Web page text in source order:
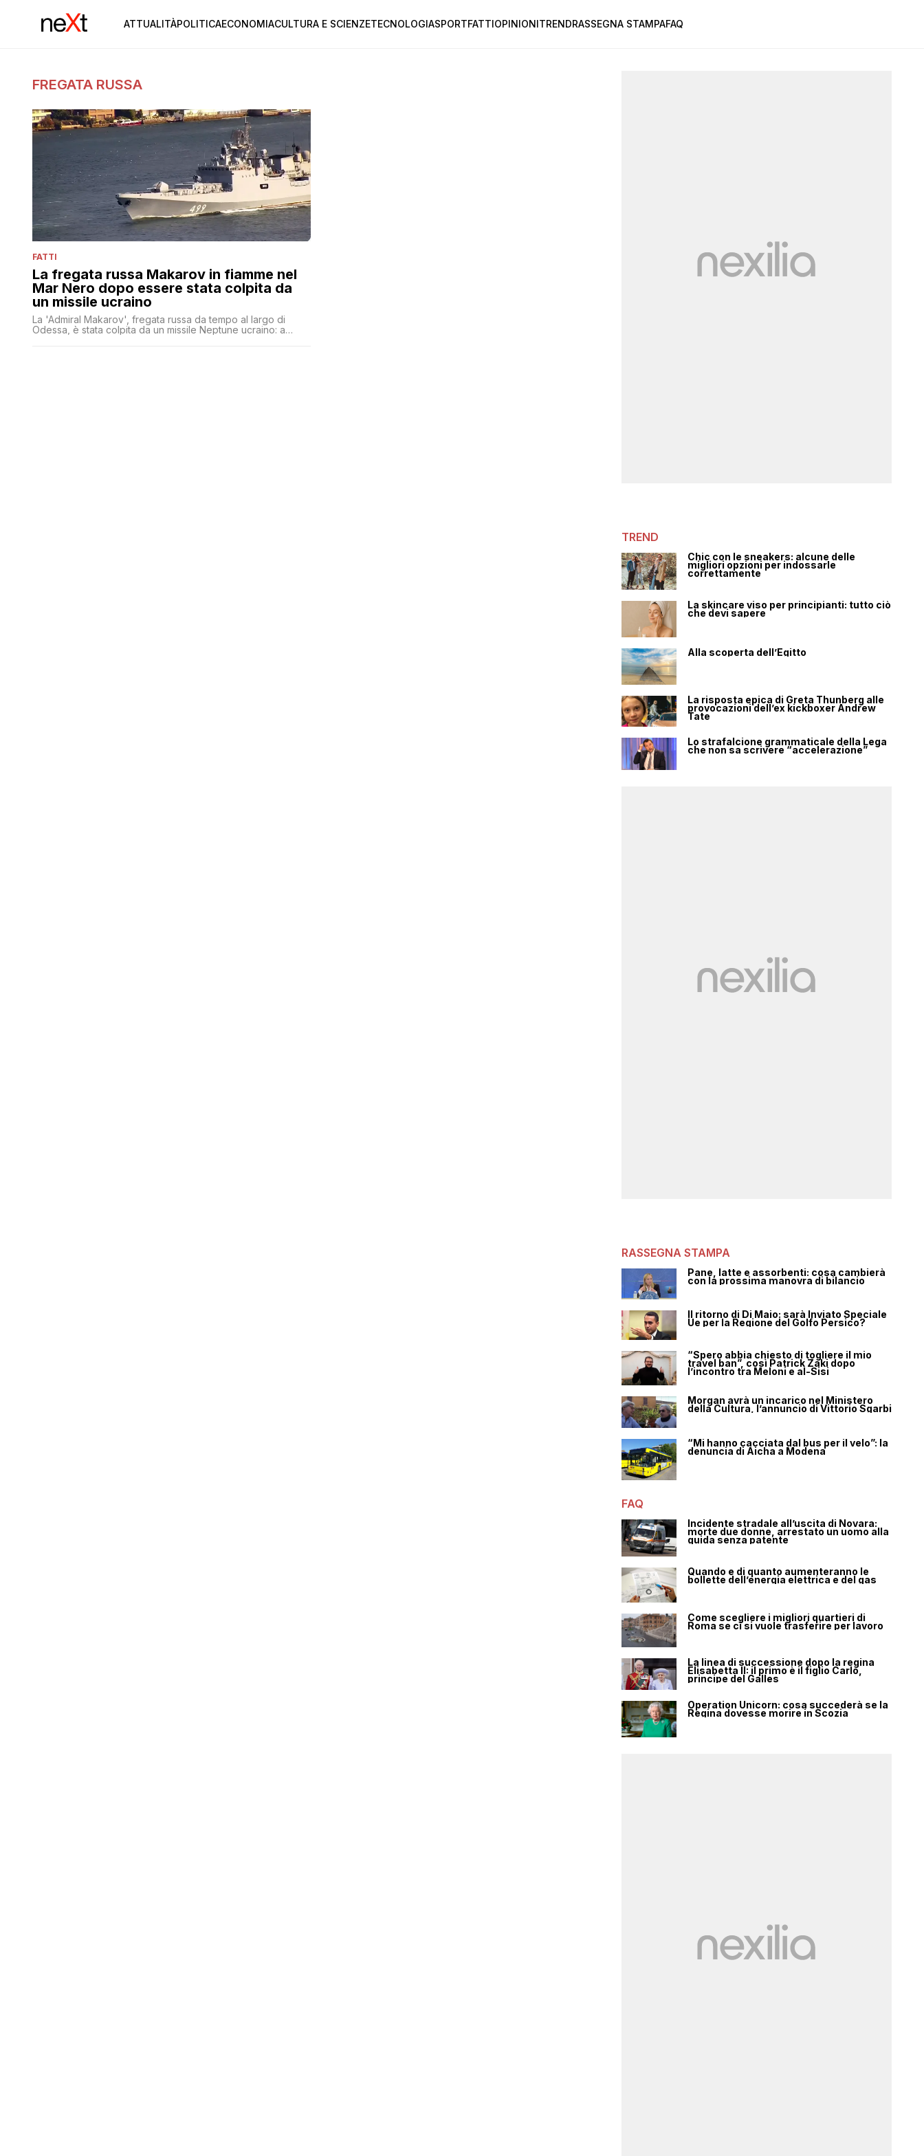
ATTUALITÀPOLITICAECONOMIACULTURA E SCIENZETECNOLOGIASPORTFATTIOPINIONITRENDRASSEGNA STAMPAFAQ
FREGATA RUSSA
FATTI
La fregata russa Makarov in fiamme nel
Mar Nero dopo essere stata colpita da
un missile ucraino
La 'Admiral Makarov', fregata russa da tempo al largo di
Odessa, è stata colpita da un missile Neptune ucraino: a
TREND
Chic con le sneakers: alcune delle
migliori opzioni per indossarle
correttamente
La skincare viso per principianti: tutto ciò
che devi sapere
Alla scoperta dell’Egitto
La risposta epica di Greta Thunberg alle
provocazioni dell’ex kickboxer Andrew
Tate
Lo strafalcione grammaticale della Lega
che non sa scrivere “accelerazione”
RASSEGNA STAMPA
Pane, latte e assorbenti: cosa cambierà
con la prossima manovra di bilancio
Il ritorno di Di Maio: sarà Inviato Speciale
Ue per la Regione del Golfo Persico?
“Spero abbia chiesto di togliere il mio
travel ban”, così Patrick Zaki dopo
l’incontro tra Meloni e al-Sisi
Morgan avrà un incarico nel Ministero
della Cultura, l’annuncio di Vittorio Sgarbi
“Mi hanno cacciata dal bus per il velo”: la
denuncia di Aicha a Modena
FAQ
Incidente stradale all’uscita di Novara:
morte due donne, arrestato un uomo alla
guida senza patente
Quando e di quanto aumenteranno le
bollette dell’energia elettrica e del gas
Come scegliere i migliori quartieri di
Roma se ci si vuole trasferire per lavoro
La linea di successione dopo la regina
Elisabetta II: il primo è il figlio Carlo,
principe del Galles
Operation Unicorn: cosa succederà se la
Regina dovesse morire in Scozia